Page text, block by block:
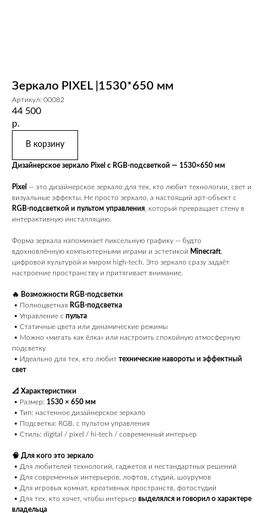
Зеркало PIXEL |1530*650 мм
Артикул: 00082
44 500
р.
В корзину
Дизайнерское зеркало Pixel с RGB-подсветкой — 1530×650 мм
Pixel — это дизайнерское зеркало для тех, кто любит технологии, свет и
визуальные эффекты. Не просто зеркало, а настоящий арт-объект с
RGB-подсветкой и пультом управления , который превращает стену в
интерактивную инсталляцию.
Форма зеркала напоминает пиксельную графику — будто
вдохновлённую компьютерными играми и эстетикой Minecraft,
цифровой культурой и миром high-tech. Это зеркало сразу задаёт
настроение пространству и притягивает внимание.
🔥 Возможности RGB-подсветки
• Полноцветная RGB-подсветка
• Управление с пульта
• Статичные цвета или динамические режимы
• Можно «мигать как ёлка» или настроить спокойную атмосферную
подсветку
• Идеально для тех, кто любит технические навороты и эффектный
свет
📐 Характеристики
• Размер: 1530 × 650 мм
• Тип: настенное дизайнерское зеркало
• Подсветка: RGB, с пультом управления
• Стиль: digital / pixel / hi-tech / современный интерьер
🧠 Для кого это зеркало
• Для любителей технологий, гаджетов и нестандартных решений
• Для современных интерьеров, лофтов, студий, шоурумов
• Для игровых комнат, креативных пространств, фотостудий
• Для тех, кто хочет, чтобы интерьер выделялся и говорил о характере
владельца